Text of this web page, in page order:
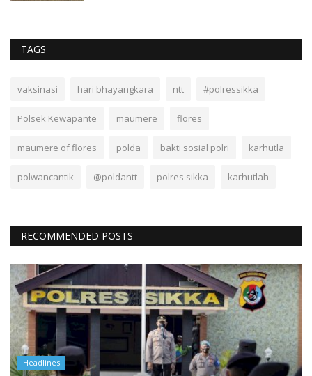
TAGS
vaksinasi hari bhayangkara ntt #polressikka
Polsek Kewapante maumere flores
maumere of flores polda bakti sosial polri karhutla
polwancantik @poldantt polres sikka karhutlah
RECOMMENDED POSTS
Headlines